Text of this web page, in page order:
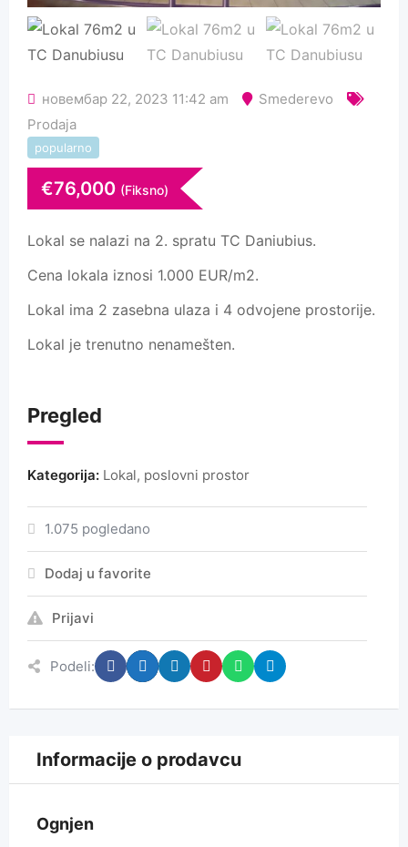
новембар 22, 2023 11:42 am
Smederevo
Prodaja
popularno
€76,000 (Fiksno)
Lokal se nalazi na 2. spratu TC Daniubius.
Cena lokala iznosi 1.000 EUR/m2.
Lokal ima 2 zasebna ulaza i 4 odvojene prostorije.
Lokal je trenutno nenamešten.
Pregled
Kategorija: Lokal, poslovni prostor
1.075 pogledano
Dodaj u favorite
Prijavi
Podeli:
Informacije o prodavcu
Ognjen